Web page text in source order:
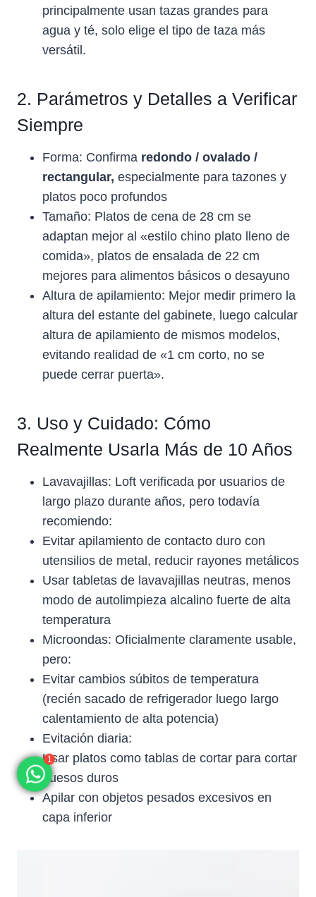
principalmente usan tazas grandes para
agua y té, solo elige el tipo de taza más
versátil.
2. Parámetros y Detalles a Verificar
Siempre
Forma: Confirma redondo / ovalado /
rectangular, especialmente para tazones y
platos poco profundos
Tamaño: Platos de cena de 28 cm se
adaptan mejor al «estilo chino plato lleno de
comida», platos de ensalada de 22 cm
mejores para alimentos básicos o desayuno
Altura de apilamiento: Mejor medir primero la
altura del estante del gabinete, luego calcular
altura de apilamiento de mismos modelos,
evitando realidad de «1 cm corto, no se
puede cerrar puerta».
3. Uso y Cuidado: Cómo
Realmente Usarla Más de 10 Años
Lavavajillas: Loft verificada por usuarios de
largo plazo durante años, pero todavía
recomiendo:
Evitar apilamiento de contacto duro con
utensilios de metal, reducir rayones metálicos
Usar tabletas de lavavajillas neutras, menos
modo de autolimpieza alcalino fuerte de alta
temperatura
Microondas: Oficialmente claramente usable,
pero:
Evitar cambios súbitos de temperatura
(recién sacado de refrigerador luego largo
calentamiento de alta potencia)
Evitación diaria:
Usar platos como tablas de cortar para cortar
huesos duros
Apilar con objetos pesados excesivos en
capa inferior
1